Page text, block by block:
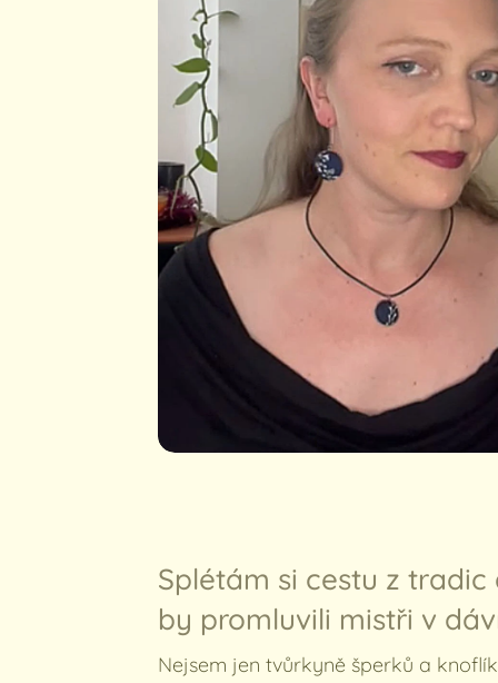
Splétám si cestu z tradic
by promluvili mistři v
Nejsem jen tvůrkyně šperků a